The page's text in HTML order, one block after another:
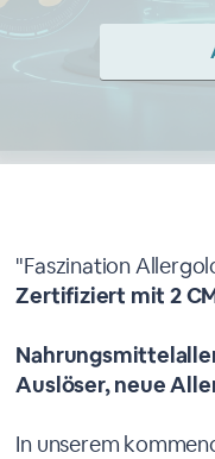
"Faszination
Zertifiziert mit 2
Auslöser, neue
In unserem